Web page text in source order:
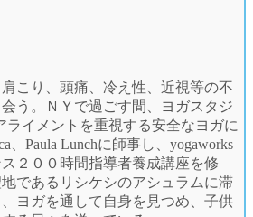
こり、頭痛、冷え性、近視等の不
う。ＮＹで過ごす間、ヨガスタジ
ライメントを重視する安全なヨガに
、Paula Lunchに師事し、yogaworks
２００時間指導者養成講座を修
であるリシケシのアシュラムに滞
ヨガを通して自身を見つめ、子供